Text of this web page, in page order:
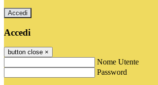
Accedi
Accedi
button close ×
Nome Utente
Password